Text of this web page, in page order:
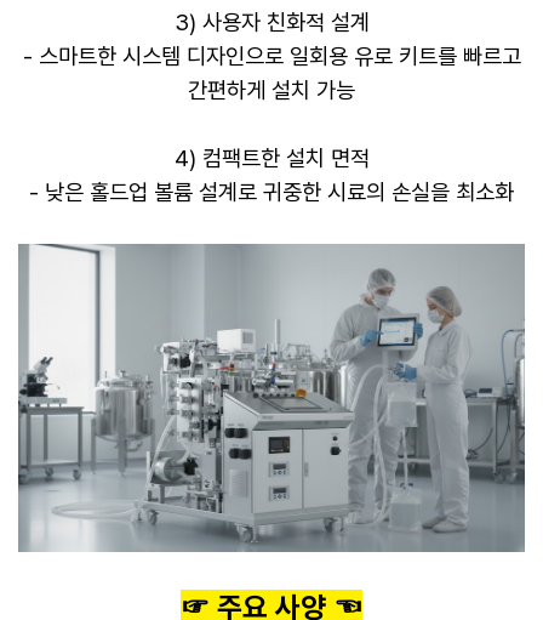
3) 사용자 친화적 설계
- 스마트한 시스템 디자인으로 일회용 유로 키트를 빠르고
간편하게 설치 가능
4) 컴팩트한 설치 면적
- 낮은 홀드업 볼륨 설계로 귀중한 시료의 손실을 최소화
​☞ 주요 사양 ☜